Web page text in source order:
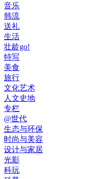
音乐
韩流
送礼
生活
壮龄go!
特写
美食
旅行
文化艺术
人文史地
专栏
@世代
生态与环保
时尚与美容
设计与家居
光影
科玩